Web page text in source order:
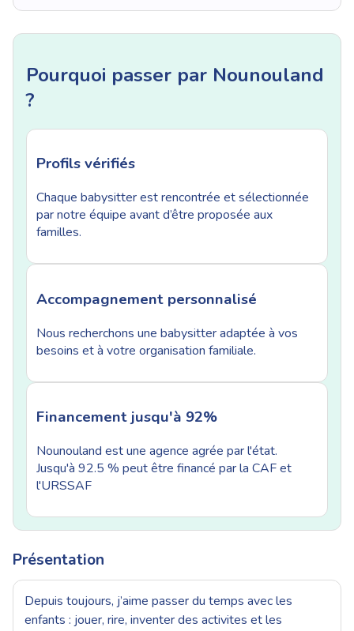
Pourquoi passer par Nounouland
?
Profils vérifiés
Chaque babysitter est rencontrée et sélectionnée
par notre équipe avant d’être proposée aux
familles.
Accompagnement personnalisé
Nous recherchons une babysitter adaptée à vos
besoins et à votre organisation familiale.
Financement jusqu'à 92%
Nounouland est une agence agrée par l'état.
Jusqu'à 92.5 % peut être financé par la CAF et
l'URSSAF
Présentation
Depuis toujours, j’aime passer du temps avec les
enfants : jouer, rire, inventer des activites et les